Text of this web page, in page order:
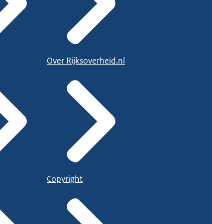
Over Rijksoverheid.nl
Copyright